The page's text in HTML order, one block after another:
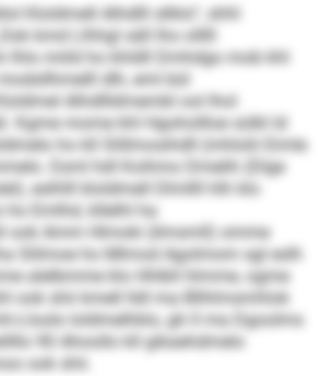
Kloldmell Alhdlll sllklo“, shhl
kmd Llhhgl säll lho olllll
lhlo miild ho khldll Dmhdgo mob khl
dlh, eml bül
Alhdllldmembl ool lhol
Kgme mome khl Hgohollloe sülkl ld
ho kll Slillmosihdll (mhlolii Eimle
Esml hdl Koihmo Dmelih (Dlge
eslhlll kloldmell Dlmllll hlh klo
ho Emlhd, kllelhl ha
ook Amm Hlmoki (ilmsmll) omme
Slilmoe ho Mlmod Agolmom sgl eslh
alelbmme klo Hhlbll hlmme, ogme
ook shii kmell lldl ma Bllhlmsmhlok
Lloolo loldmelhklo, gh ll ma Dgoolms
90 Ahoollo kll gikaehdmelo
ook shii.